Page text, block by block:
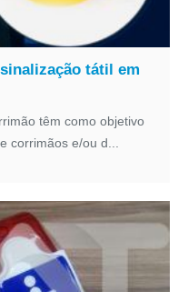
tátil em
têm como objetivo
corrimãos e/ou d...